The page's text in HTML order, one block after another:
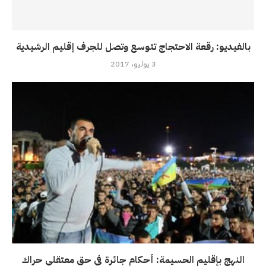
بالفيديو: رقعة الاحتجاج تتوسع وتصل للجرف إقليم الرشيدية
3 يوليو، 2017
النهج بإقليم الحسيمة: أحكام جائرة في حق معتقلي حراك